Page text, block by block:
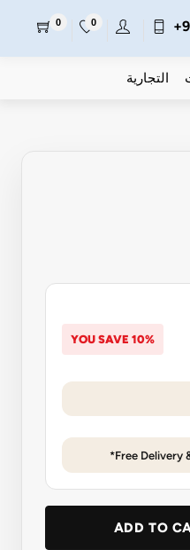
0
0
التجارية
YOU SAVE 10%
Free Delivery
ADD TO